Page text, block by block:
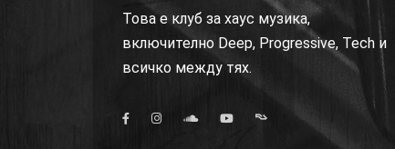
Това е клуб за хаус музика,
включително Deep, Progressive, Tech и
всичко между тях.